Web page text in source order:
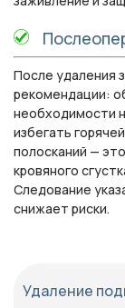
После удаления
рекомендации:
необходимости
избегать
полосканий —
кровяного
Следование
снижает риски.
Удаление